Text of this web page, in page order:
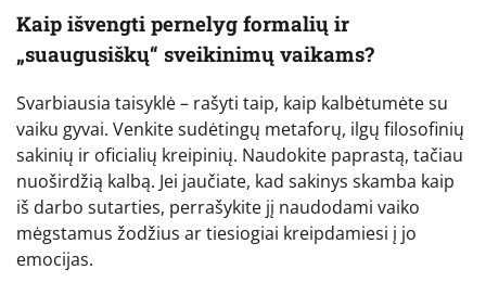
Kaip išvengti pernelyg formalių ir
„suaugusiškų“ sveikinimų vaikams?
Svarbiausia taisyklė – rašyti taip, kaip kalbėtumėte su
vaiku gyvai. Venkite sudėtingų metaforų, ilgų filosofinių
sakinių ir oficialių kreipinių. Naudokite paprastą, tačiau
nuoširdžią kalbą. Jei jaučiate, kad sakinys skamba kaip
iš darbo sutarties, perrašykite jį naudodami vaiko
mėgstamus žodžius ar tiesiogiai kreipdamiesi į jo
emocijas.